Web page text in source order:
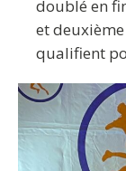
doublé en
et
qualifient